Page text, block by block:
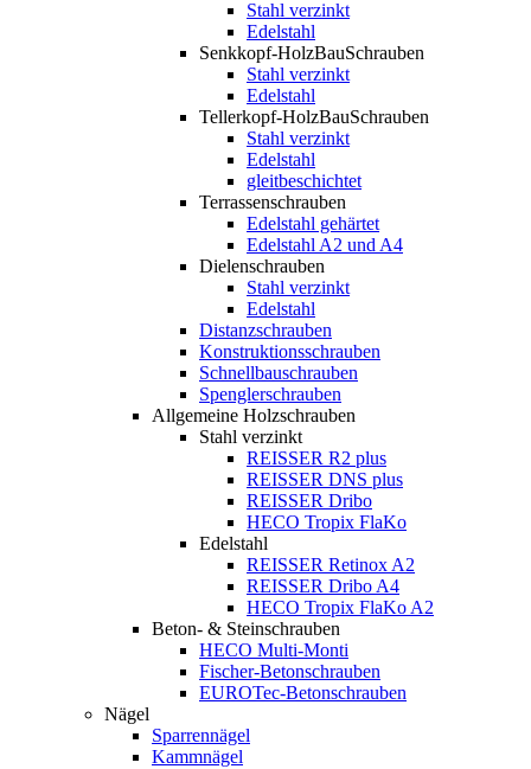
Stahl verzinkt
Edelstahl
Senkkopf-HolzBauSchrauben
Stahl verzinkt
Edelstahl
Tellerkopf-HolzBauSchrauben
Stahl verzinkt
Edelstahl
gleitbeschichtet
Terrassenschrauben
Edelstahl gehärtet
Edelstahl A2 und A4
Dielenschrauben
Stahl verzinkt
Edelstahl
Distanzschrauben
Konstruktionsschrauben
Schnellbauschrauben
Spenglerschrauben
Allgemeine Holzschrauben
Stahl verzinkt
REISSER R2 plus
REISSER DNS plus
REISSER Dribo
HECO Tropix FlaKo
Edelstahl
REISSER Retinox A2
REISSER Dribo A4
HECO Tropix FlaKo A2
Beton- & Steinschrauben
HECO Multi-Monti
Fischer-Betonschrauben
EUROTec-Betonschrauben
Nägel
Sparrennägel
Kammnägel